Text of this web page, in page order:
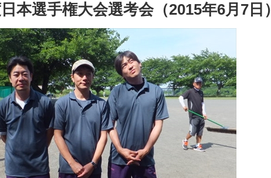
本選手権大会選考会（2015年6月7日）